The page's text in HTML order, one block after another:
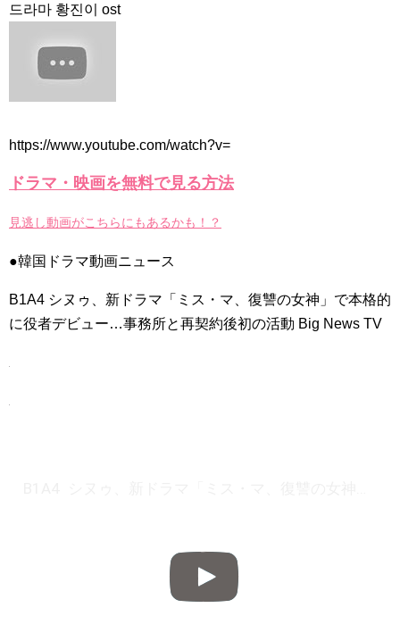
レンタル開始！
ユン・ギュンサン、番組にも登場した愛猫が急死…イ・ソンギ
キム・レウォンの影絵遊び！？「黒騎士～永遠の約束～」メイ
復…痩せたのはソン・ジェリムのせい!? 」 (11/26)
キム・ユジョン、美しいセルフショットで近況を伝える“会いた
キム・ユジョン、新ドラマ「まず熱く掃除せよ」に出演確
定…“台本を見た瞬間惹かれた” 20180123
YUCHUN ♥ LOVE 15 「成均館 5話」
리고 그려도 (Miss You In My Heart)
俳優カン・ギヨン、突然の熱愛宣言…「キム秘書がなぜそう
か」出演で話題 Big News TV
드라마 황진이 ost
https://www.youtube.com/watch?v=
ドラマ・映画を無料で見る方法
見逃し動画がこちらにもあるかも！？
●韓国ドラマ動画ニュース
B1A4 シヌゥ、新ドラマ「ミス・マ、復讐の女神」で本格的
に役者デビュー…事務所と再契約後初の活動 Big News TV